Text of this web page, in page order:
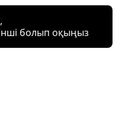
болып оқыңыз